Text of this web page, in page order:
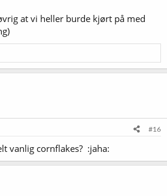
at vi heller burde kjørt på med
#16
vanlig cornflakes? :jaha: